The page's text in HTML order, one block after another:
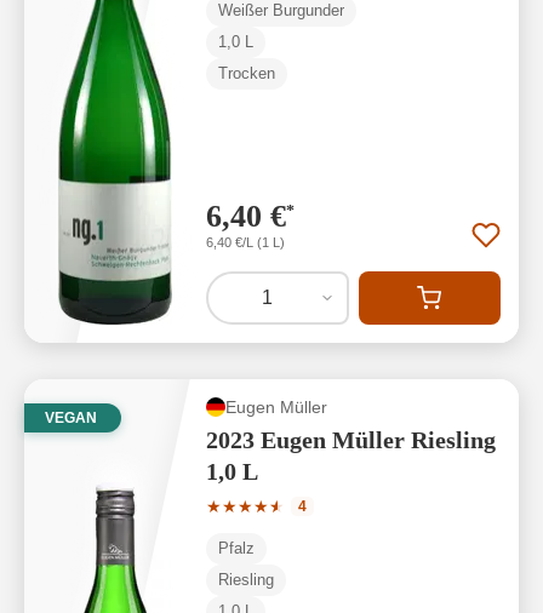
Weißer Burgunder
1,0 L
Trocken
6,40 €*
6,40 €/L (1 L)
1
VEGAN
Eugen Müller
2023 Eugen Müller Riesling
1,0 L
★★★★★
★
Durchschnittliche Bewertung von 4.75
4
Pfalz
Riesling